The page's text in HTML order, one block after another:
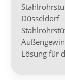
Düsseldorf
Lösung für